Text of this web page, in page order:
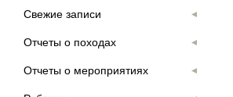
Свежие записи
Отчеты о походах
Отчеты о мероприятиях